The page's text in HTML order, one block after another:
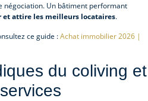
négociation. Un bâtiment performant
et attire les meilleurs locataires.
ce guide :Achat immobilier 2026 |
du coliving et